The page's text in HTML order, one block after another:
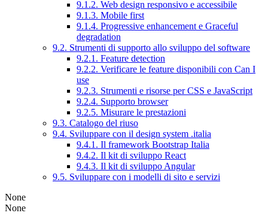
9.1.2. Web design responsivo e accessibile
9.1.3. Mobile first
9.1.4. Progressive enhancement e Graceful
degradation
9.2. Strumenti di supporto allo sviluppo del software
9.2.1. Feature detection
9.2.2. Verificare le feature disponibili con Can I
use
9.2.3. Strumenti e risorse per CSS e JavaScript
9.2.4. Supporto browser
9.2.5. Misurare le prestazioni
9.3. Catalogo del riuso
9.4. Sviluppare con il design system .italia
9.4.1. Il framework Bootstrap Italia
9.4.2. Il kit di sviluppo React
9.4.3. Il kit di sviluppo Angular
9.5. Sviluppare con i modelli di sito e servizi
None
None